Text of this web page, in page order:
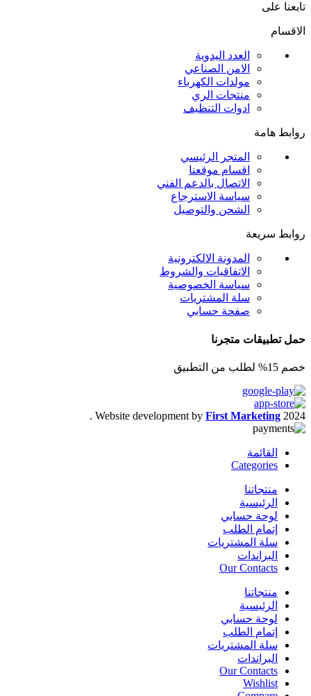
تابعنا على
الاقسام
العدد اليدوية
الامن الصناعي
مولدات الكهرباء
منتجات الري
ادوات التنظيف
روابط هامة
المتجر الرئيسي
اقسام موقعنا
الاتصال بالدعم الفني
سياسة الاسترجاع
الشحن والتوصيل
روابط سريعة
المدونة الالكترونية
الاتفاقيات والشروط
سياسة الخصوصية
سلة المشتريات
صفحة حسابي
حمل تطبيقات متجرنا
خصم 15% لطلب من التطبيق
Website development by First Marketing 2024
.
القائمة
Categories
منتجاتنا
الرئيسية
لوحة حسابي
إتمام الطلب
سلة المشتريات
البراندات
Our Contacts
منتجاتنا
الرئيسية
لوحة حسابي
إتمام الطلب
سلة المشتريات
البراندات
Our Contacts
Wishlist